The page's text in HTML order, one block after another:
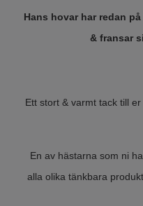
Hans hovar har redan
& fransar
Ett stort & varmt tack till
En av hästarna som ni
alla olika tänkbara